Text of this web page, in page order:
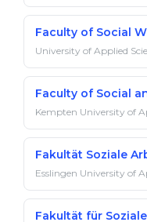
Faculty of Social
University of Applied
Faculty of Social
Kempten University of
Fakultät Soziale
Esslingen University of
Fakultät für